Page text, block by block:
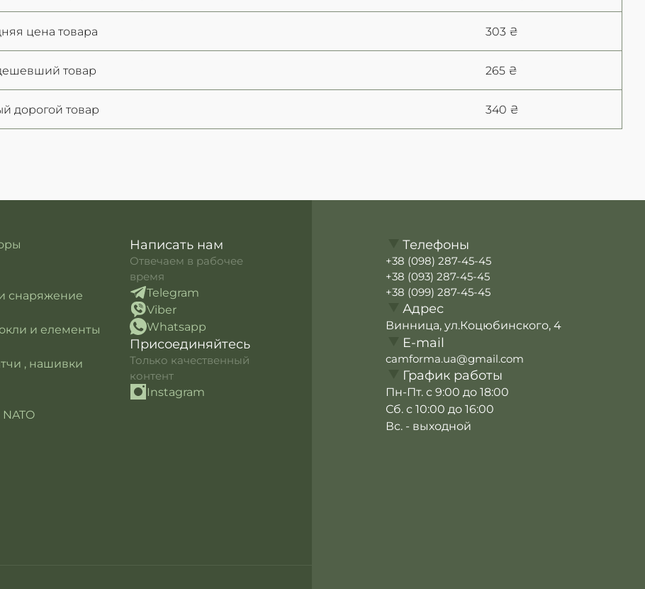
цена товара 303 ₴
товар 265 ₴
дорогой товар 340 ₴
снаряжение
и елементы
, нашивки
Написать нам
Отвечаем в рабочее
время
Telegram
Viber
Whatsapp
Присоединяйтесь
Только качественный
контент
Instagram
Телефоны
+38 (098) 287-45-45
+38 (093) 287-45-45
+38 (099) 287-45-45
Адрес
Винница, ул.Коцюбинского, 4
E-mail
camforma.ua@gmail.com
График работы
Пн-Пт. с 9:00 до 18:00
Сб. с 10:00 до 16:00
Вс. - выходной